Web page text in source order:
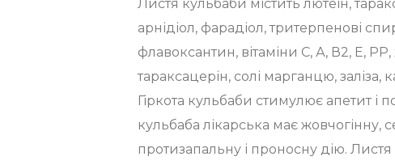
Листя кульбаби містить лютеїн,
арнідіол, фарадіол, тритерпенові
флавоксантин, вітаміни С, А, В2, Е,
тараксацерін, солі марганцю, заліза,
Гіркота кульбаби стимулює апетит і
кульбаба лікарська має жовчогінну,
протизапальну і проносну дію.